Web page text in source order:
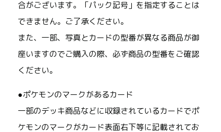
合がございます。「パック記号」を指定することは
できません。ご了承ください。
また、一部、写真とカードの型番が異なる商品が御
座いますのでご購入の際、必ず商品の型番をご確認
ください。
●ポケモンのマークがあるカード
一部のデッキ商品などに収録されているカードでポ
ケモンのマークがカード表面右下等に記載されてお